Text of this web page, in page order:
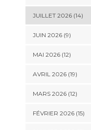
JUILLET 2026 (14)
JUIN 2026 (9)
MAI 2026 (12)
AVRIL 2026 (19)
MARS 2026 (12)
FÉVRIER 2026 (15)